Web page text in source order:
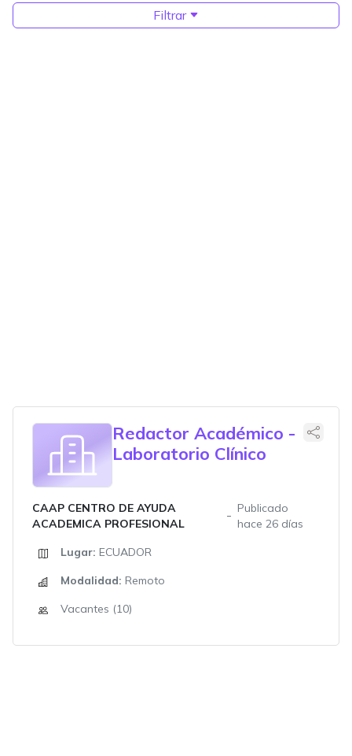
Filtrar
Redactor Académico -
Laboratorio Clínico
CAAP CENTRO DE AYUDA
ACADEMICA PROFESIONAL
Publicado
hace 26 días
Lugar: ECUADOR
Modalidad: Remoto
Vacantes (10)